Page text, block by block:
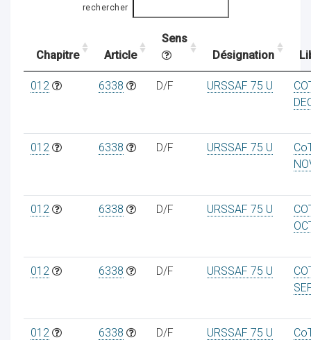
rechercher
Chapitre Article
Sens
Désignation
012 6338 D/F URSSAF 75 U
012 6338 D/F URSSAF 75 U
012 6338 D/F URSSAF 75 U
012 6338 D/F URSSAF 75 U
012 6338 D/F URSSAF 75 U